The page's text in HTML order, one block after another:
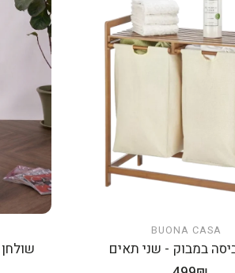
הוספה לעגלה
BUONA CASA
במבוק - שני תאים